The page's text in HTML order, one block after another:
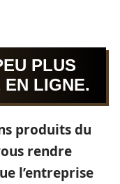
PLUS
EN LIGNE.
produits du
rendre
l’entreprise